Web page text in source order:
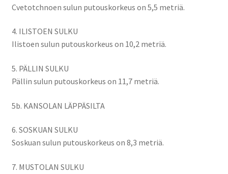
Cvetotchnoen sulun putouskorkeus on 5,5 metriä.
4. ILISTOEN SULKU
Ilistoen sulun putouskorkeus on 10,2 metriä.
5. PÄLLIN SULKU
Pällin sulun putouskorkeus on 11,7 metriä.
5b. KANSOLAN LÄPPÄSILTA
6. SOSKUAN SULKU
Soskuan sulun putouskorkeus on 8,3 metriä.
7. MUSTOLAN SULKU